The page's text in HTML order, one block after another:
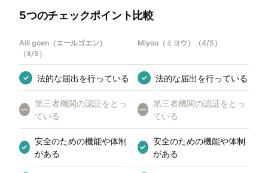
5つのチェックポイント比較
Aill goen（エールゴエン）
（4/5 ）
Miyou（ミヨウ） （4/5 ）
✓ 法的な届出を行っている ✓ 法的な届出を行っている
—
第三者機関の認証をとっ
ている
—
第三者機関の認証をとっ
ている
✓
安全のための機能や体制
がある
✓
安全のための機能や体制
がある